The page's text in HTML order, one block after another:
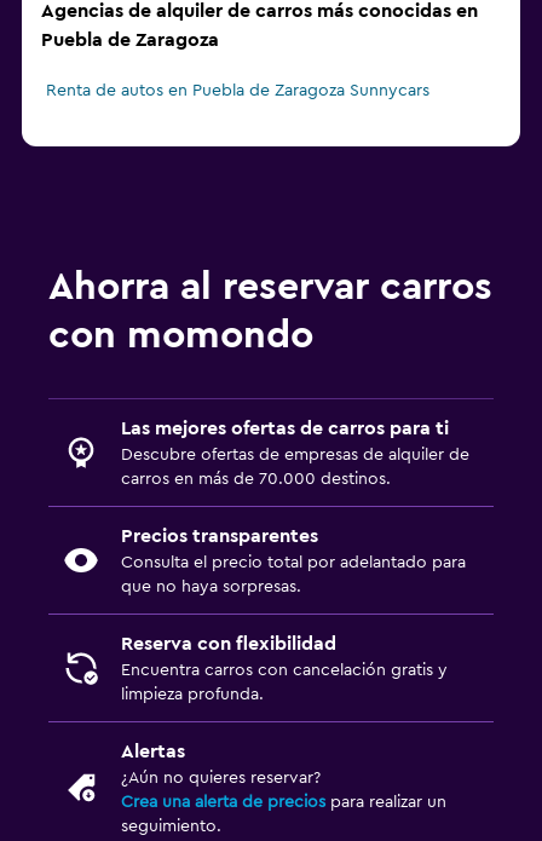
Agencias de alquiler de carros más conocidas en
Puebla de Zaragoza
Renta de autos en Puebla de Zaragoza Sunnycars
Ahorra al reservar carros
con momondo
Las mejores ofertas de carros para ti
Descubre ofertas de empresas de alquiler de
carros en más de 70.000 destinos.
Precios transparentes
Consulta el precio total por adelantado para
que no haya sorpresas.
Reserva con flexibilidad
Encuentra carros con cancelación gratis y
limpieza profunda.
Alertas
¿Aún no quieres reservar?
Crea una alerta de precios para realizar un
seguimiento.